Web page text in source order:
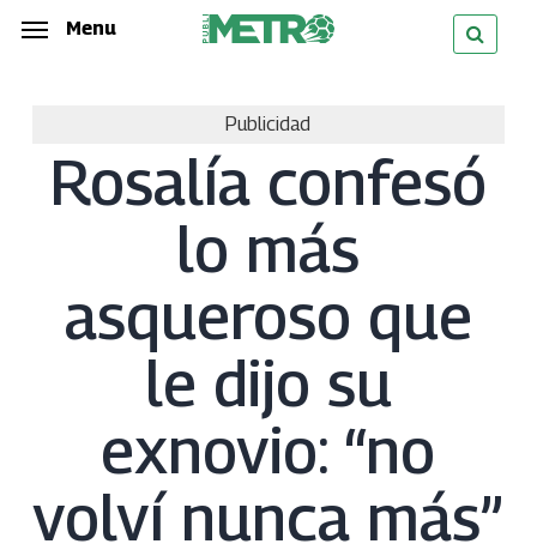
Skip
Menu
Publicidad
Rosalía confesó
lo más
asqueroso que
le dijo su
exnovio: “no
volví nunca más”
Menu